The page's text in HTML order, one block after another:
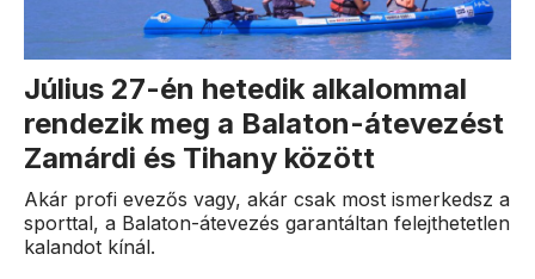
Július 27-én hetedik alkalommal
rendezik meg a Balaton-átevezést
Zamárdi és Tihany között
Akár profi evezős vagy, akár csak most ismerkedsz a
sporttal, a Balaton-átevezés garantáltan felejthetetlen
kalandot kínál.